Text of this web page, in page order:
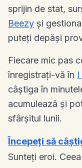
sprijin de stat,
Beezy și
puteți depăși
Fiecare mic pas
înregistrați-vă în
câștiga în
acumulează și
sfârșitul lunii.
Începeți să
Sunteți eroi.